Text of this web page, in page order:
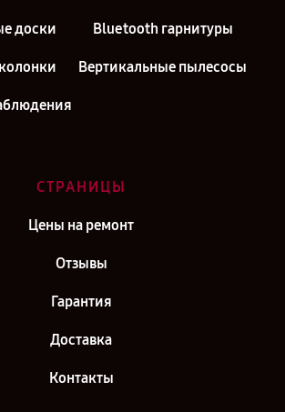
доски Bluetooth гарнитуры
Вертикальные пылесосы
СТРАНИЦЫ
Цены на ремонт
Отзывы
Гарантия
Доставка
Контакты